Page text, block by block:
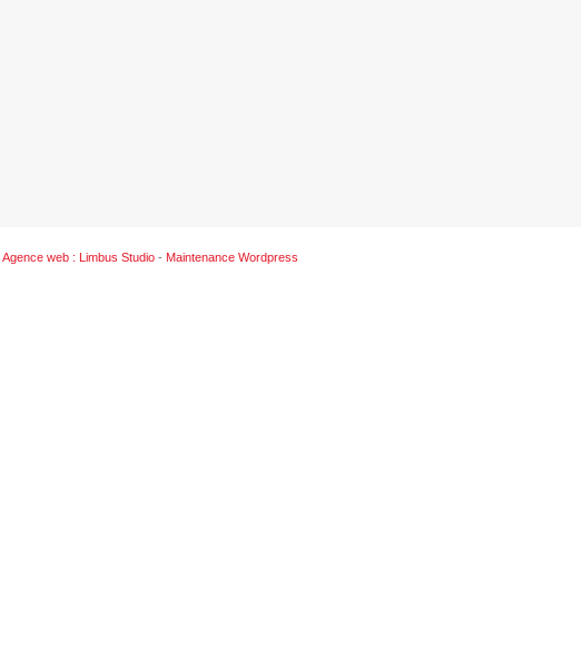
Agence web : Limbus Studio - Maintenance Wordpress